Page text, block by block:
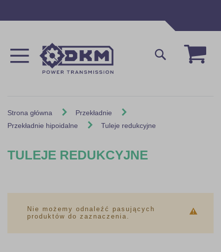
Mój
Szukaj
Strona główna
Przekładnie
Przekładnie hipoidalne
Tuleje redukcyjne
TULEJE REDUKCYJNE
Nie możemy odnaleźć pasujących
produktów do zaznaczenia.